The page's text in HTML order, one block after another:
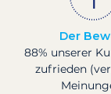
Der
88% unserer
zufrieden